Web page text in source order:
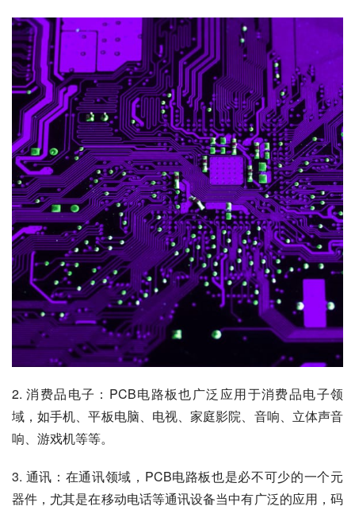
2. 消费品电子：PCB电路板也广泛应用于消费品电子领
域，如手机、平板电脑、电视、家庭影院、音响、立体声音
响、游戏机等等。
3. 通讯：在通讯领域，PCB电路板也是必不可少的一个元
器件，尤其是在移动电话等通讯设备当中有广泛的应用，码